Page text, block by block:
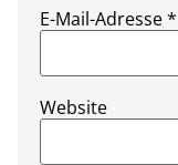
E-Mail-Adresse*
Website